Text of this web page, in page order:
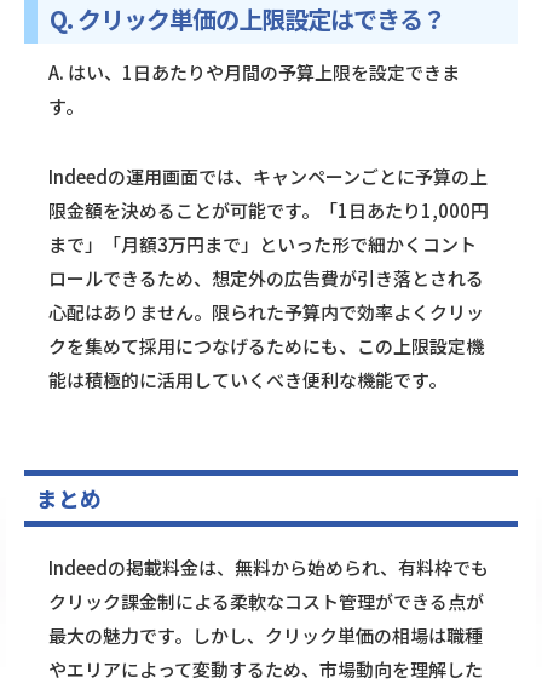
Q. クリック単価の上限設定はできる？
A. はい、1日あたりや月間の予算上限を設定できま
す。
Indeedの運用画面では、キャンペーンごとに予算の上
限金額を決めることが可能です。「1日あたり1,000円
まで」「月額3万円まで」といった形で細かくコント
ロールできるため、想定外の広告費が引き落とされる
心配はありません。限られた予算内で効率よくクリッ
クを集めて採用につなげるためにも、この上限設定機
能は積極的に活用していくべき便利な機能です。
まとめ
Indeedの掲載料金は、無料から始められ、有料枠でも
クリック課金制による柔軟なコスト管理ができる点が
最大の魅力です。しかし、クリック単価の相場は職種
やエリアによって変動するため、市場動向を理解した